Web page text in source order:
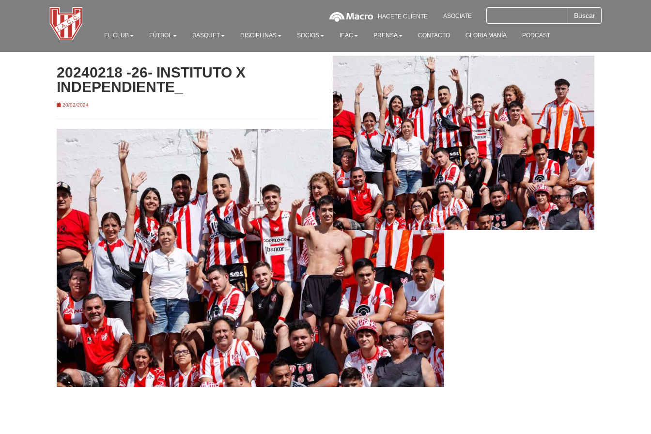
HACETE CLIENTE ASOCIATE
EL CLUB FÚTBOL BASQUET DISCIPLINAS SOCIOS IEAC PRENSA CONTACTO GLORIA MANÍA PODCAST
20240218 -26- INSTITUTO X
INDEPENDIENTE_
20/02/2024